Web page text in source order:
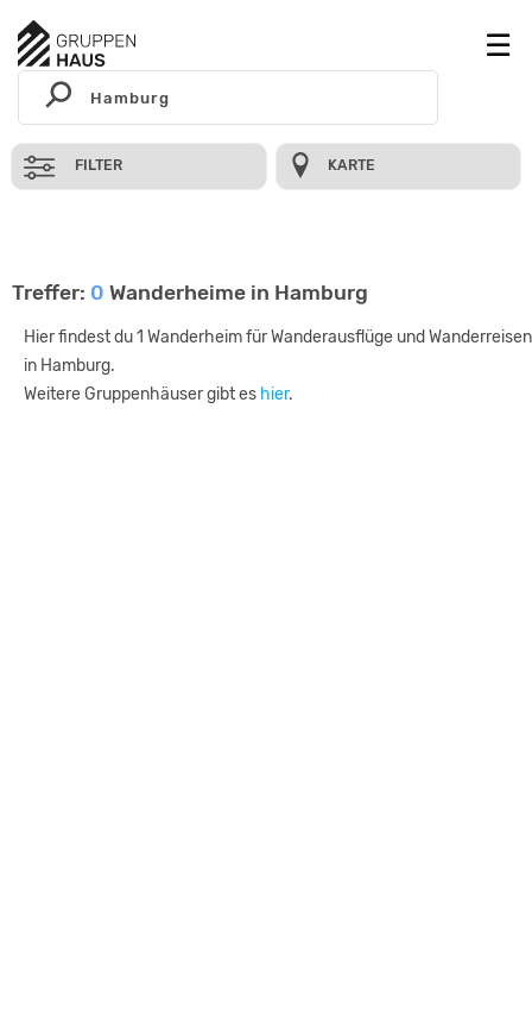
FILTER KARTE
Treffer: 0 Wanderheime in Hamburg
Hier findest du 1 Wanderheim für Wanderausflüge und Wanderreisen
in Hamburg.
Weitere Gruppenhäuser gibt es hier.